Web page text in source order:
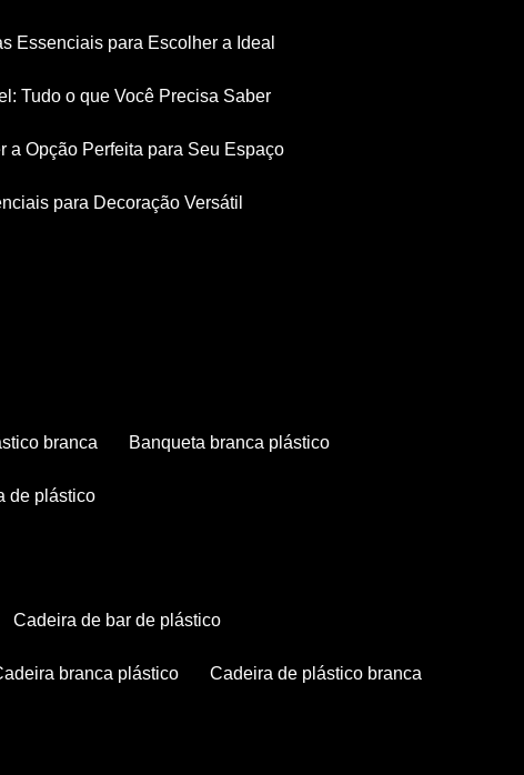
Essenciais para Escolher a Ideal
Tudo o que Você Precisa Saber
a Opção Perfeita para Seu Espaço
para Decoração Versátil
branca banqueta branca plástico
de plástico
cadeira de bar de plástico
cadeira branca plástico cadeira de plástico branca